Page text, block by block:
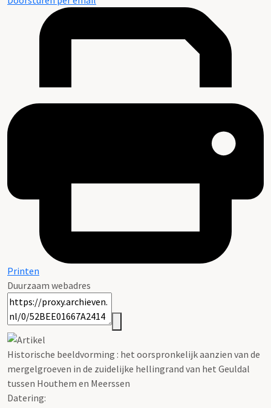
Printen
Duurzaam webadres
Historische beeldvorming : het oorspronkelijk aanzien van de
mergelgroeven in de zuidelijke hellingrand van het Geuldal
tussen Houthem en Meerssen
Datering: